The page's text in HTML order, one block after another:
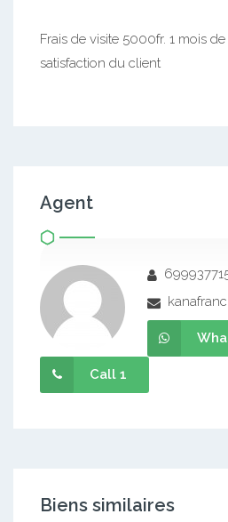
Frais de visite 5000fr. 1 mois
satisfaction du client
Agent
Call 1
Biens similaires